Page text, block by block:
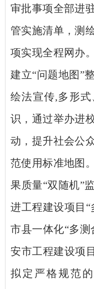
审批事项全部进
管实施清单，测
项实现全程网办
建立“问题地图”
绘法宣传,多形
识，通过举办进
动，提升社会公
范使用标准地图
果质量“双随机”
进工程建设项目
市县一体化“多
安市工程建设项
拟定严格规范